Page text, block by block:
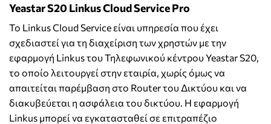
Yeastar S20 Linkus Cloud Service Pro
Το Linkus Cloud Service είναι υπηρεσία που έχει
σχεδιαστεί για τη διαχείριση των χρηστών με την
εφαρμογή Linkus του Τηλεφωνικού κέντρου Yeastar S20,
το οποίο λειτουργεί στην εταιρία, χωρίς όμως να
απαιτείται παρέμβαση στο Router του Δικτύου και να
διακυβεύεται η ασφάλεια του δικτύου. Η εφαρμογή
Linkus μπορεί να εγκατασταθεί σε επιτραπέζιο